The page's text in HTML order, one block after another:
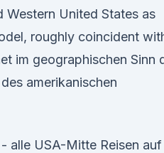
Western United States as
roughly coincident
im geographischen Sinn
amerikanischen
alle USA-Mitte Reisen auf